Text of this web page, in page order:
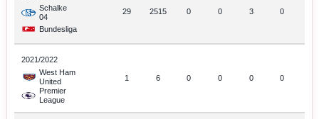
Schalke
04
Bundesliga
29 2515 0 0 3 0
2021/2022
West Ham
United
Premier
League
1 6 0 0 0 0